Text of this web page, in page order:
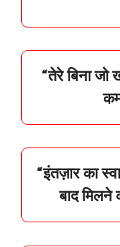
“तेरेबिनाजो
“इंतज़ारका
बादमिलने